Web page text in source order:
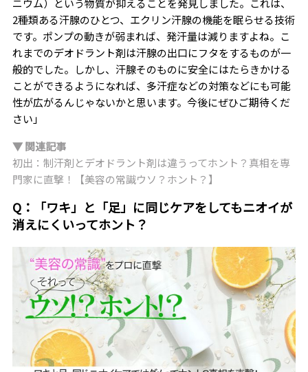
ニウム）という物質が抑えることを発見しました。これは、
2種類ある汗腺のひとつ、エクリン汗腺の機能を眠らせる技術
です。ポンプの動きが弱まれば、発汗量は減りますよね。こ
れまでのデオドラント剤は汗腺の出口にフタをするものが一
般的でした。しかし、汗腺そのものに安全にはたらきかける
ことができるようになれば、多汗症などの対策などにも可能
性が広がるんじゃないかと思います。今後にぜひご期待くだ
さい」
▼ 関連記事
初出：制汗剤とデオドラント剤は違うってホント？真相を専
門家に直撃！【美容の常識ウソ？ホント？】
Q：「ワキ」と「足」に同じケアをしてもニオイが
消えにくいってホント？